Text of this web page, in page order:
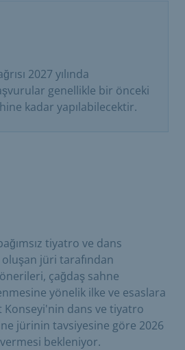
2027 yılında
genellikle bir önceki
kadar yapılabilecektir.
tiyatro ve dans
jüri tarafından
çağdaş sahne
yönelik ilke ve esaslara
Konseyi'nin dans ve tiyatro
jürinin tavsiyesine göre 2026
bekleniyor.